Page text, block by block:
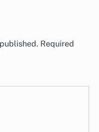
Required